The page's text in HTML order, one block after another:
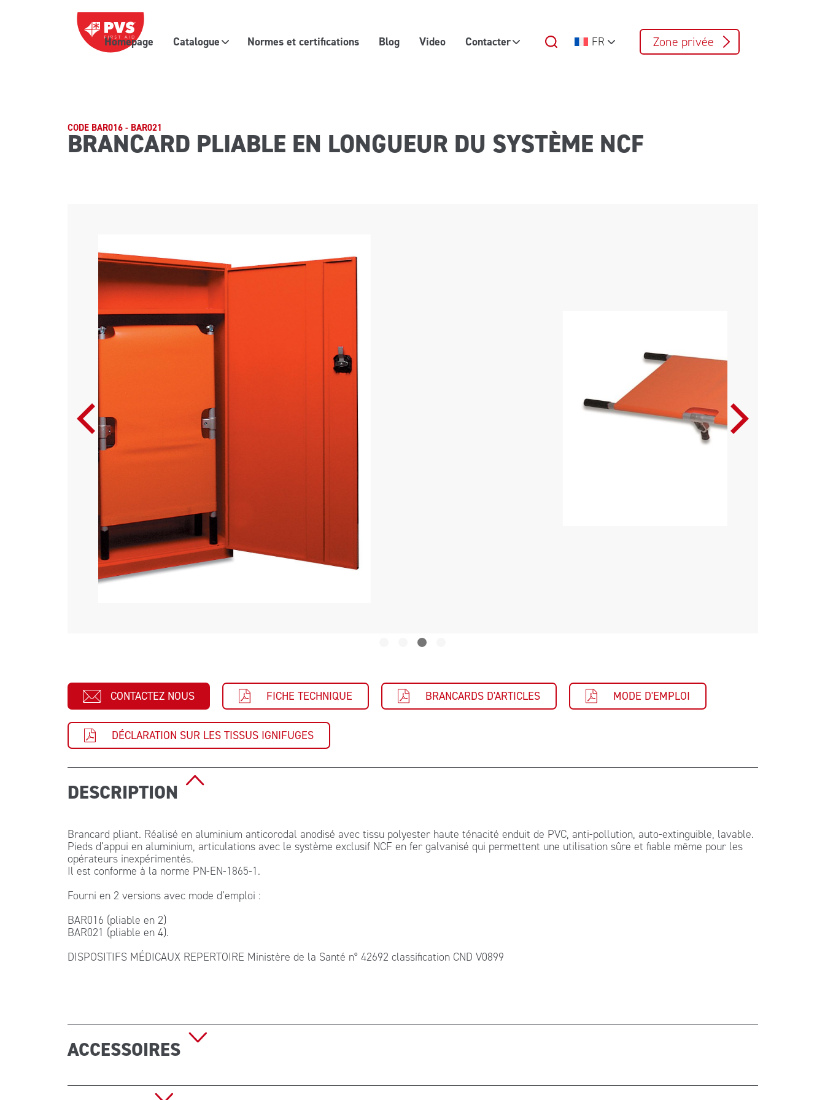
Passer au contenu
Navigation principale
Homepage Catalogue Normes et certifications Blog Video Contacter FR Zone privée
CODE BAR016 - BAR021
BRANCARD PLIABLE EN LONGUEUR DU SYSTÈME NCF
CONTACTEZ NOUS FICHE TECHNIQUE BRANCARDS D'ARTICLES MODE D'EMPLOI
DÉCLARATION SUR LES TISSUS IGNIFUGES
DESCRIPTION
Brancard pliant. Réalisé en aluminium anticorodal anodisé avec tissu polyester haute ténacité enduit de PVC, anti-pollution, auto-extinguible, lavable.
Pieds d’appui en aluminium, articulations avec le système exclusif NCF en fer galvanisé qui permettent une utilisation sûre et fiable même pour les
opérateurs inexpérimentés.
Il est conforme à la norme PN-EN-1865-1.
Fourni en 2 versions avec mode d’emploi :
BAR016 (pliable en 2)
BAR021 (pliable en 4).
DISPOSITIFS MÉDICAUX REPERTOIRE Ministère de la Santé n° 42692 classification CND V0899
ACCESSOIRES
Code des accessoires :